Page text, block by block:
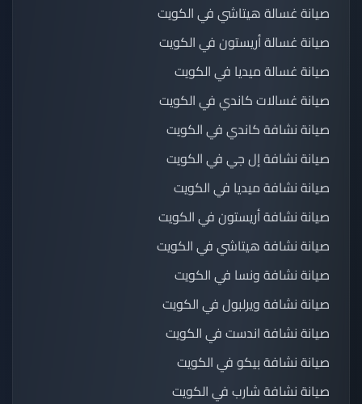
صيانة غسالة هيتاشي في الكويت
صيانة غسالة أريستون في الكويت
صيانة غسالة ميديا في الكويت
صيانة غسالات كاندي في الكويت
صيانة نشافة كاندي في الكويت
صيانة نشافة إل جي في الكويت
صيانة نشافة ميديا في الكويت
صيانة نشافة أريستون في الكويت
صيانة نشافة هيتاشي في الكويت
صيانة نشافة ونسا في الكويت
صيانة نشافة ويرلبول في الكويت
صيانة نشافة اندست في الكويت
صيانة نشافة بيكو في الكويت
صيانة نشافة شارب في الكويت